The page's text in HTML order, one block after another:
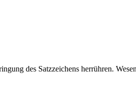
des Satzzeichens herrühren.